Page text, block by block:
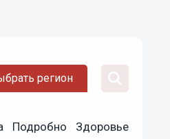
регион
Подробно Здоровье